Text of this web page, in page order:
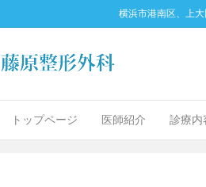
横浜市港南区、上
トップページ 医師紹介 診療内